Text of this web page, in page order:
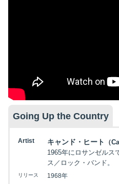
Going Up the Country
Artist キャンド・ヒート
（
1965年にロサンゼルス
ス／ロック・バンド。
リリース 1968年